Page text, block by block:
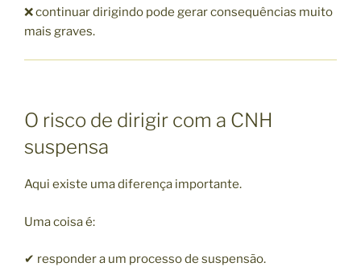
❌ continuar dirigindo pode gerar consequências muito
mais graves.
O risco de dirigir com a CNH
suspensa
Aqui existe uma diferença importante.
Uma coisa é:
✔ responder a um processo de suspensão.